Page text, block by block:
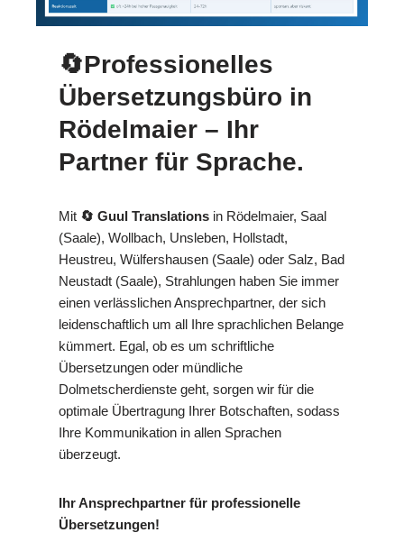
🔄Professionelles
Übersetzungsbüro in
Rödelmaier – Ihr
Partner für Sprache.
Mit 🔄 Guul Translations in Rödelmaier, Saal
(Saale), Wollbach, Unsleben, Hollstadt,
Heustreu, Wülfershausen (Saale) oder Salz, Bad
Neustadt (Saale), Strahlungen haben Sie immer
einen verlässlichen Ansprechpartner, der sich
leidenschaftlich um all Ihre sprachlichen Belange
kümmert. Egal, ob es um schriftliche
Übersetzungen oder mündliche
Dolmetscherdienste geht, sorgen wir für die
optimale Übertragung Ihrer Botschaften, sodass
Ihre Kommunikation in allen Sprachen
überzeugt.
Ihr Ansprechpartner für professionelle
Übersetzungen!